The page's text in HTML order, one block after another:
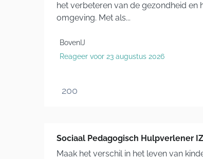
het verbeteren van de gezondheid
omgeving. Met als...
BovenIJ
Reageer voor 23 augustus 2026
200
Sociaal Pedagogisch Hulpverlener
Maak het verschil in het leven van